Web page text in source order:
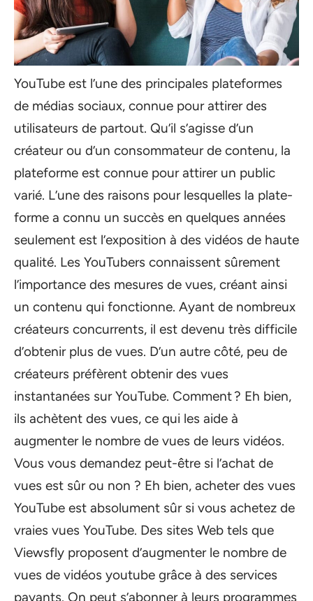
YouTube est l’une des principales plateformes
de médias sociaux, connue pour attirer des
utilisateurs de partout. Qu’il s’agisse d’un
créateur ou d’un consommateur de contenu, la
plateforme est connue pour attirer un public
varié. L’une des raisons pour lesquelles la plate-
forme a connu un succès en quelques années
seulement est l’exposition à des vidéos de haute
qualité. Les YouTubers connaissent sûrement
l’importance des mesures de vues, créant ainsi
un contenu qui fonctionne. Ayant de nombreux
créateurs concurrents, il est devenu très difficile
d’obtenir plus de vues. D’un autre côté, peu de
créateurs préfèrent obtenir des vues
instantanées sur YouTube. Comment ? Eh bien,
ils achètent des vues, ce qui les aide à
augmenter le nombre de vues de leurs vidéos.
Vous vous demandez peut-être si l’achat de
vues est sûr ou non ? Eh bien, acheter des vues
YouTube est absolument sûr si vous achetez de
vraies vues YouTube. Des sites Web tels que
Viewsfly proposent d’augmenter le nombre de
vues de vidéos youtube grâce à des services
payants. On peut s’abonner à leurs programmes